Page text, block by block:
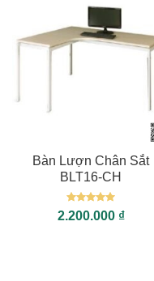
Bàn Lượn Chân Sắt
BLT16-CH
Được xếp
hạng55
2.200.000 ₫